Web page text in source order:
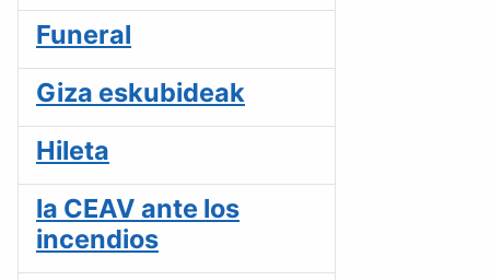
Funeral
Giza eskubideak
Hileta
la CEAV ante los
incendios